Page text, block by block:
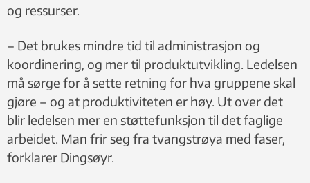
og ressurser.
– Det brukes mindre tid til administrasjon og
koordinering, og mer til produktutvikling. Ledelsen
må sørge for å sette retning for hva gruppene skal
gjøre – og at produktiviteten er høy. Ut over det
blir ledelsen mer en støttefunksjon til det faglige
arbeidet. Man frir seg fra tvangstrøya med faser,
forklarer Dingsøyr.